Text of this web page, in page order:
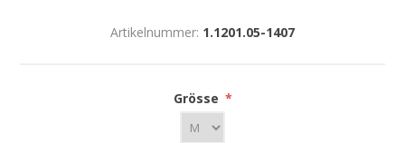
Artikelnummer: 1.1201.05-1407
Grösse *